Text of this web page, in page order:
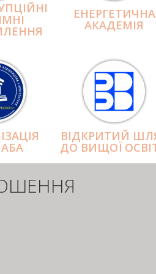
ЕНЕРГЕТИЧНА
АКАДЕМІЯ
ВІДКРИТИЙ
ДО ВИЩОЇ